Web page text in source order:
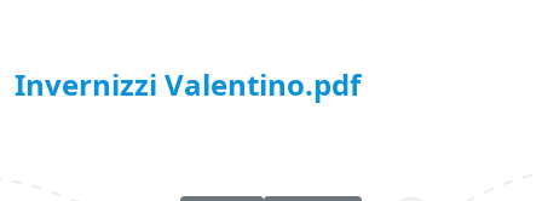
Invernizzi Valentino.pdf